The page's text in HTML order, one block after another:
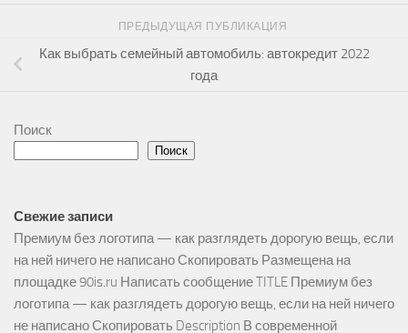
ПРЕДЫДУЩАЯ ПУБЛИКАЦИЯ
Как выбрать семейный автомобиль: автокредит 2022
года
Поиск
Поиск
Свежие записи
Премиум без логотипа — как разглядеть дорогую вещь, если
на ней ничего не написано Скопировать Размещена на
площадке 90is.ru Написать сообщение TITLE Премиум без
логотипа — как разглядеть дорогую вещь, если на ней ничего
не написано Скопировать Description В современной